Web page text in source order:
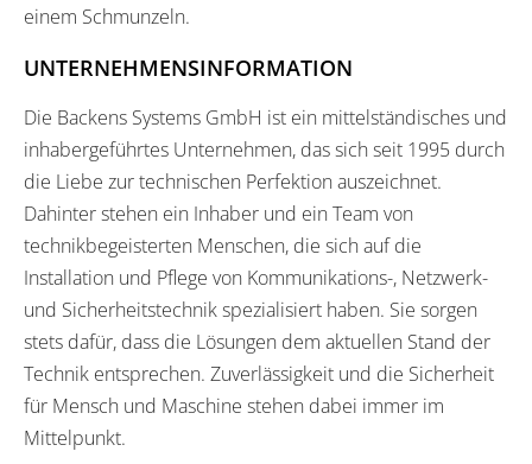
einem Schmunzeln.
UNTERNEHMENSINFORMATION
Die Backens Systems GmbH ist ein mittelständisches und
inhabergeführtes Unternehmen, das sich seit 1995 durch
die Liebe zur technischen Perfektion auszeichnet.
Dahinter stehen ein Inhaber und ein Team von
technikbegeisterten Menschen, die sich auf die
Installation und Pflege von Kommunikations-, Netzwerk-
und Sicherheitstechnik spezialisiert haben. Sie sorgen
stets dafür, dass die Lösungen dem aktuellen Stand der
Technik entsprechen. Zuverlässigkeit und die Sicherheit
für Mensch und Maschine stehen dabei immer im
Mittelpunkt.